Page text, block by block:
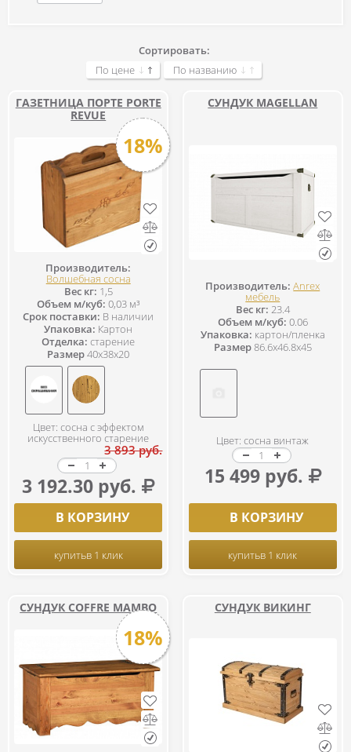
Сортировать:
По цене
По названию
ГАЗЕТНИЦА ПОРТЕ PORTE
REVUE
18%
Производитель:
Волшебная сосна
Вес кг: 1,5
Объем м/куб: 0,03 м³
Срок поставки: В наличии
Упаковка: Картон
Отделка: старение
Размер40x38x20
Цвет: сосна с эффектом
искусственного старение
3 893 руб.
3 192.30 руб.
В КОРЗИНУ
купитьв 1 клик
СУНДУК MAGELLAN
Производитель: Anrex
мебель
Вес кг: 23.4
Объем м/куб: 0.06
Упаковка: картон/пленка
Размер86.6x46.8x45
Цвет: cосна винтаж
15 499 руб.
В КОРЗИНУ
купитьв 1 клик
СУНДУК COFFRE MAMBO
18%
СУНДУК ВИКИНГ